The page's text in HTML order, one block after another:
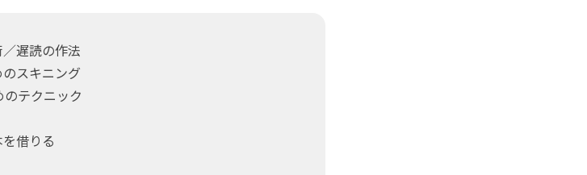
遅読の作法
スキニング
テクニック
借りる